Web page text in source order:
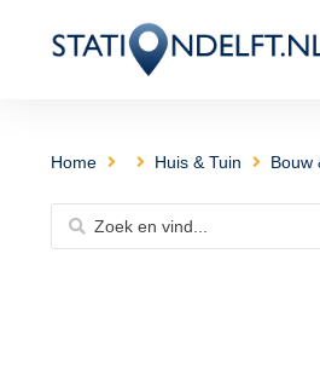
Home Huis & Tuin Bouw